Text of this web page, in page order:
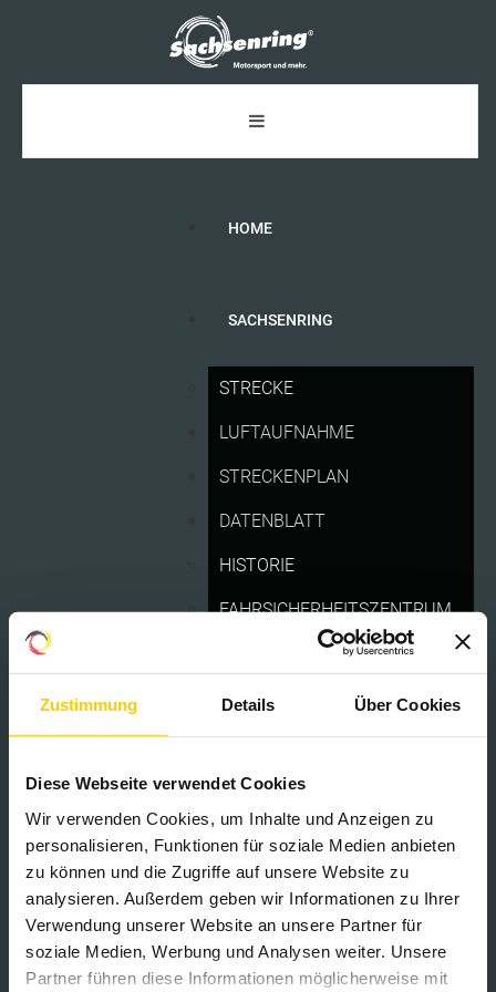
Zustimmung Details Über Cookies
Diese Webseite verwendet Cookies
Wir verwenden Cookies, um Inhalte und Anzeigen zu
personalisieren, Funktionen für soziale Medien anbieten
zu können und die Zugriffe auf unsere Website zu
analysieren. Außerdem geben wir Informationen zu Ihrer
Verwendung unserer Website an unsere Partner für
soziale Medien, Werbung und Analysen weiter. Unsere
Partner führen diese Informationen möglicherweise mit
HOME
SACHSENRING
STRECKE
LUFTAUFNAHME
STRECKENPLAN
DATENBLATT
HISTORIE
FAHRSICHERHEITSZENTRUM
EURO MOTO
STRECKENPLAN
LIVESTREAMING
ANFAHRT
STRECKENPLAN EURO MOTO 2026